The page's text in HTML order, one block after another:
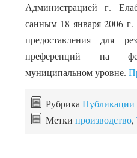
Администрацией г.
санным 18 января 2006 г.
предоставления для
преференций на
муниципальном уровне.
РубрикаПубликации
Метки производство,